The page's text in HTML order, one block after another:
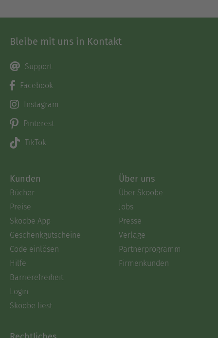
Bleibe mit uns in Kontakt
Support
Facebook
Instagram
Pinterest
TikTok
Kunden
Bücher
Preise
Skoobe App
Geschenkgutscheine
Code einlösen
Hilfe
Barrierefreiheit
Login
Skoobe liest
Über uns
Über Skoobe
Jobs
Presse
Verlage
Partnerprogramm
Firmenkunden